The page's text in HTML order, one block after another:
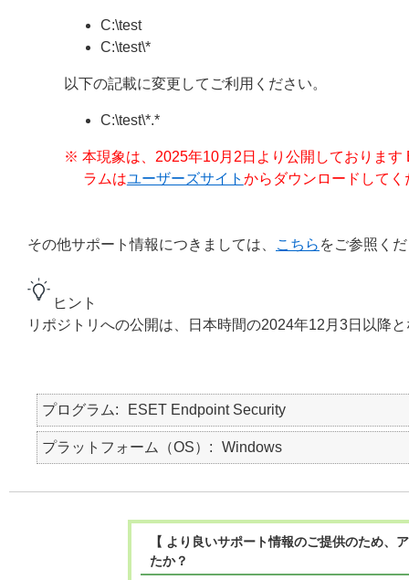
C:\test
C:\test\*
以下の記載に変更してご利用ください。
C:\test\*.*
※ 本現象は、2025年10月2日より公開しておりま
ラムはユーザーズサイト からダウンロードしてく
その他サポート情報につきましては、 こちら をご参照く
ヒント
リポジトリへの公開は、日本時間の2024年12月3日以降
プログラム ESET Endpoint Security
プラットフォーム（OS） Windows
【 より良いサポート情報のご提供のため
たか？